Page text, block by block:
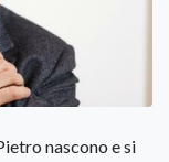
ingiuste detenzioni, l’uso distorto della carcerazione preventiva come strumento di pressione per confessare e l’insindacabilità degli errori dei magistrati. Questa narrazione è lo specchio tecnico delle storiche accuse lanciate da Berlusconi contro quelle che definiva le ‘toghe rosse’ o lo strapotere delle procure. Sul piano della cronaca giudiziaria pura, Zurlo è stato uno dei giornalisti de ‘Il Giornale’ incaricati di seguire i risvolti giudiziari che hanno colpito direttamente le aziende del Gruppo Fininvest (e Berlusconi stesso) negli anni successivi a Tangentopoli. I suoi reportage hanno puntato a evidenziare i ‘fallimenti’ delle tesi accusatorie dei magistrati milanesi, documentando come molti dei teoremi della Procura si siano poi risolti in assoluzioni o archiviazioni nelle aule di tribunale. In definitiva mentre la politica berlusconiana combatteva la sua battaglia nelle aule parlamentari e nei palinsesti televisivi parlando di riforma della giustizia e persecuzione giudiziaria, Zurlo ha fornito la base di fatti, sentenze del CSM e dati sulle storture interne alla magistratura per legittimare quella stessa battaglia agli occhi dei lettori del centrodestra. La definizione di ‘giornalismo schierato ma mai fazioso, scorretto o urlato’ fotografa esattamente il motivo per cui un professionista organicamente inserito in un quotidiano di area come ‘Il Giornale’ riesca a mantenere una profonda autorevolevolezza trasversale. Zurlo è prima di tutto un cronista di razza. Anche quando affronta i temi più cari alla linea editoriale del suo giornale, come la critica allo strapotere delle procure, non si affida mai a slogan politici o a giudizi sommari. I suoi articoli e i suoi libri si basano esclusivamente su atti giudiziari depositati e sentenze definitive (in particolare quelle disciplinari del CSM) oppure dati numerici ufficiali (come i fondi stanziati dallo Stato per i risarcimenti da ingiusta detenzione), ancorando la sua tesi ai documenti, Zurlo trasforma quella che potrebbe essere una semplice opinione di parte in un’inchiesta oggettiva. A differenza del talk-show televisivo contemporaneo o del giornalismo dei social network, che fa dell’indignazione e del tono urlato la propria cifra, Zurlo conserva lo stile della grande scuola della carta stampata. Il suo modo di scrivere e di esporre è caratterizzato da una sobrietà analitica: non ha bisogno di aggredire verbalmente l’avversario o il magistrato di turno, perché preferisce far parlare i cortocircuiti logici delle sentenze. Questo approccio algido e documentale rende la sua critica molto più incisiva di un attacco frontale. La prova più evidente della sua non-faziosità è proprio la capacità di dialogare con chi rappresenta l’esatto opposto del suo mondo culturale e professionale. Il fatto che Antonio Di Pietro, l’uomo che ha abbattuto la Prima Repubblica e che ha subìto i più duri attacchi politici da parte dell’e